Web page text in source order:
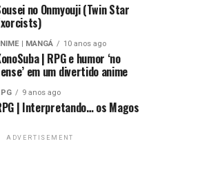
no Onmyouji (Twin Star
| MANGÁ 10 anos ago
| RPG e humor ‘no
em um divertido anime
9 anos ago
| Interpretando… os Magos
ADVERTISEMENT